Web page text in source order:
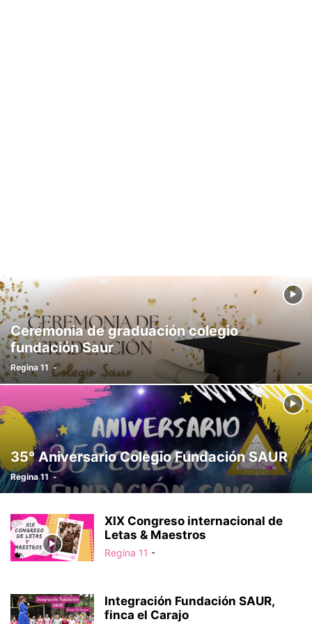
Ceremonia de graduación colegio
fundación Saur
Regina 11 -
35° Aniversario Colegio Fundación SAUR
Regina 11 -
XIX Congreso internacional de
Letas & Maestros
Regina 11 -
Integración Fundación SAUR,
finca el Carajo